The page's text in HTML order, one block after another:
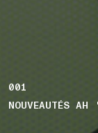
001
NOUVEAUTÉS